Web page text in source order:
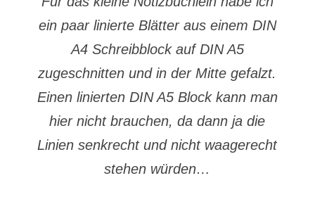
ein paar linierte Blätter aus einem DIN
A4 Schreibblock auf DIN A5
zugeschnitten und in der Mitte gefalzt.
Einen linierten DIN A5 Block kann man
hier nicht brauchen, da dann ja die
Linien senkrecht und nicht waagerecht
stehen würden…